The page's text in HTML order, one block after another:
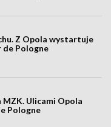
Z Opola wystartuje
de Pologne
MZK. Ulicami Opola
Pologne